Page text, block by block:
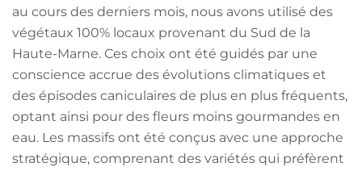
au cours des derniers mois, nous avons utilisé des
végétaux 100% locaux provenant du Sud de la
Haute-Marne. Ces choix ont été guidés par une
conscience accrue des évolutions climatiques et
des épisodes caniculaires de plus en plus fréquents,
optant ainsi pour des fleurs moins gourmandes en
eau. Les massifs ont été conçus avec une approche
stratégique, comprenant des variétés qui préfèrent